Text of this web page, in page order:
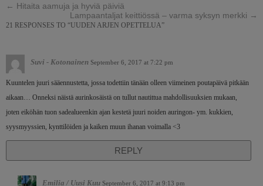
← Hitaita aamuja ja hyviä päiviä
Lampaantaljat keittiössä – varma syksyn merkki →
21 RESPONSES TO “UUDEN ARJEN OPETTELUA”
Suvi - Kotonainen September 6, 2017 at 7:22 pm
Kuuntelen juuri sääennustetta, jossa todettiin tänään olleen viimeinen poutapäivä pitkään
aikaan… Onneksi näistä aurinkosäistä on tullut nautittua mahdollisuuksien mukaan,
joten eiköhän tuon sadealueenkin ajan kestetä juuri noiden auringon- ym. kukkien,
syysmyyssien, kynttilöiden ja kaiken muun ihanan voimalla <3
REPLY
Emilia / Uusi Kuu September 6, 2017 at 9:13 pm